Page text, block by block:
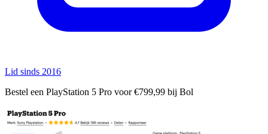
Lid sinds 2016
Bestel een PlayStation 5 Pro voor €799,99 bij Bol